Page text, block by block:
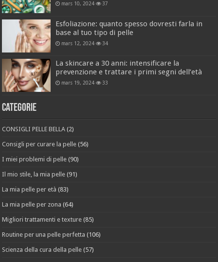
mars 10, 2024 37
Esfoliazione: quanto spesso dovresti farla in
base al tuo tipo di pelle
mars 12, 2024 34
La skincare a 30 anni: intensificare la
prevenzione e trattare i primi segni dell’età
mars 19, 2024 33
Categorie
CONSIGLI PELLE BELLA (2)
Consigli per curare la pelle (56)
I miei problemi di pelle (90)
Il mio stile, la mia pelle (91)
La mia pelle per età (83)
La mia pelle per zona (64)
Migliori trattamenti e texture (85)
Routine per una pelle perfetta (106)
Scienza della cura della pelle (57)